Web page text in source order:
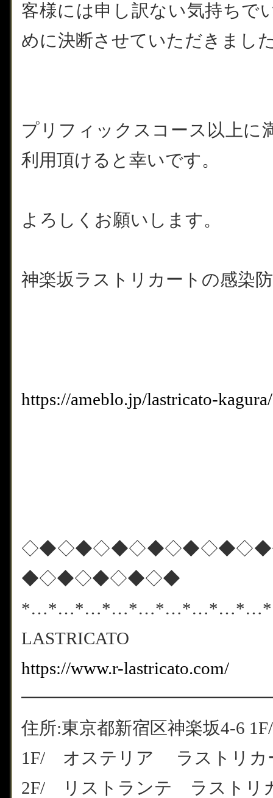
客様には申し訳ない気持ちで
めに決断させていただきまし
プリフィックスコース以上に
利用頂けると幸いです。
よろしくお願いします。
神楽坂ラストリカートの感染
https://ameblo.jp/lastricato-
◆◇◆◇◆◇◆◇◆
LASTRICATO
https://www.r-lastricato.com/
住所:東京都新宿区神楽坂4-6
1F/ オステリア ラストリ
2F/ リストランテ ラスト